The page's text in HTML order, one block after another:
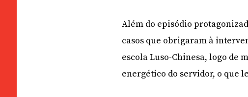
Além do episódio
casos que obrigaram à
escola Luso-Chinesa, logo de
energético do servidor, o que